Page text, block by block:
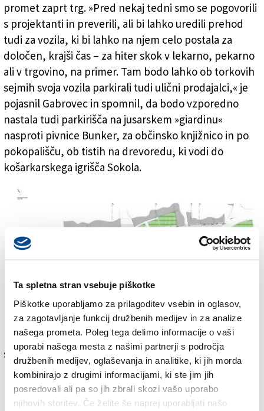
Ta spletna stran vsebuje piškotke
Piškotke uporabljamo za prilagoditev vsebin in oglasov,
za zagotavljanje funkcij družbenih medijev in za analize
našega prometa. Poleg tega delimo informacije o vaši
uporabi našega mesta z našimi partnerji s področja
družbenih medijev, oglaševanja in analitike, ki jih morda
kombinirajo z drugimi informacijami, ki ste jim jih
posredovali ali pa so jih zbrali skozi vašo uporabo
njihovih storitev. Če želite še naprej uporabljati našo
promet zaprt trg. »Pred nekaj tedni smo se pogovorili
s projektanti in preverili, ali bi lahko uredili prehod
tudi za vozila, ki bi lahko na njem celo postala za
določen, krajši čas – za hiter skok v lekarno, pekarno
ali v trgovino, na primer. Tam bodo lahko ob torkovih
sejmih svoja vozila parkirali tudi ulični prodajalci,« je
pojasnil Gabrovec in spomnil, da bodo vzporedno
nastala tudi parkirišča na jusarskem »giardinu«
nasproti pivnice Bunker, za občinsko knjižnico in po
pokopališču, ob tistih na drevoredu, ki vodi do
košarkarskega igrišča Sokola.
Projekt nabrežinskega trga
Projekt je že v izvedbeni fazi, ki ne dovoljuje
sprememb – če ne le minimalnih, in naložba za
njegovo uresničitev je vredna nekaj več kot 1,8
milijona evrov. »Avgusta smo izvedbo del poverili
podjetju Bellomo Costruzioni iz Cordovada pri